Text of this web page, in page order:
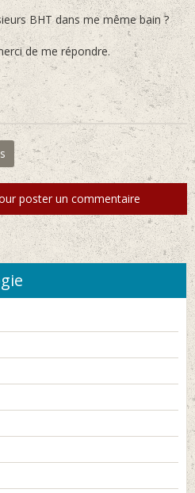
BHT dans me même bain ?
de me répondre.
poster un commentaire